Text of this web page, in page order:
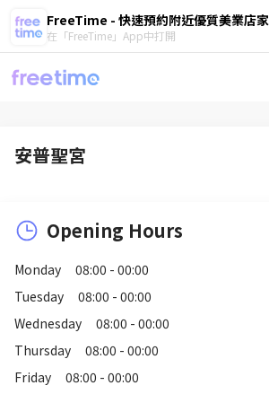
FreeTime - 快速預約附近優質美業店家
在「FreeTime」App中打開
安普聖宮
Opening Hours
Monday
08:00 - 00:00
Tuesday
08:00 - 00:00
Wednesday
08:00 - 00:00
Thursday
08:00 - 00:00
Friday
08:00 - 00:00